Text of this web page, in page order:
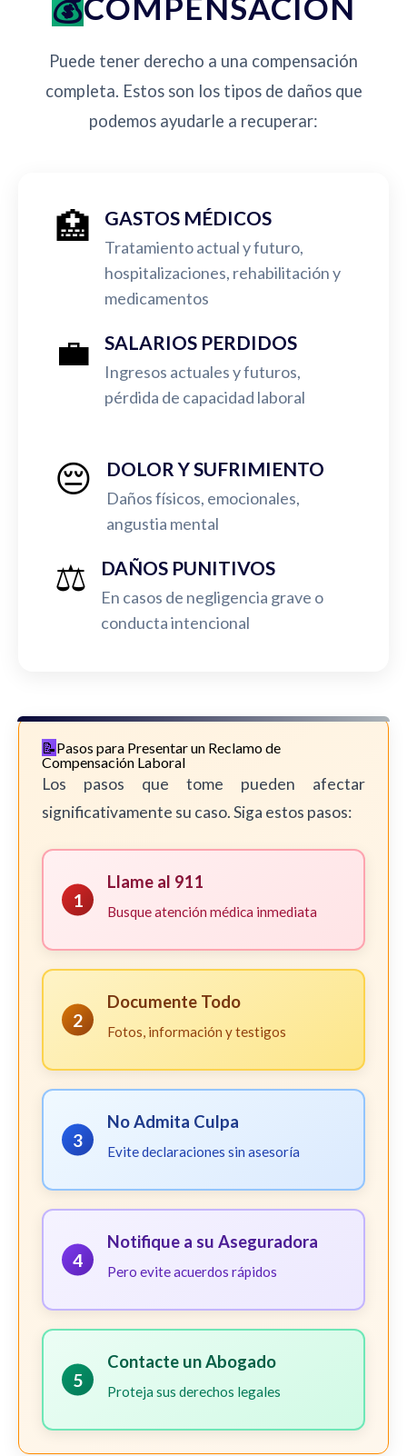
Puede tener derecho a una compensación
completa. Estos son los tipos de daños que
podemos ayudarle a recuperar:
🏥 GASTOS MÉDICOS
Tratamiento actual y futuro,
hospitalizaciones, rehabilitación y
medicamentos
💼 SALARIOS PERDIDOS
Ingresos actuales y futuros,
pérdida de capacidad laboral
😔 DOLOR Y SUFRIMIENTO
Daños físicos, emocionales,
angustia mental
⚖️ DAÑOS PUNITIVOS
En casos de negligencia grave o
conducta intencional
Pasos para Presentar un Reclamo de
Compensación Laboral
Los pasos que tome pueden afectar
significativamente su caso. Siga estos pasos:
1
Llame al 911
Busque atención médica inmediata
2
Documente Todo
Fotos, información y testigos
3
No Admita Culpa
Evite declaraciones sin asesoría
4
Notifique a su Aseguradora
Pero evite acuerdos rápidos
5
Contacte un Abogado
Proteja sus derechos legales